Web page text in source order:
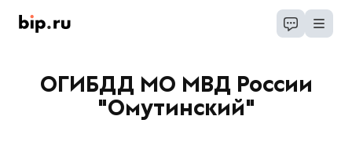
ОГИБДД МО МВД России
"Омутинский"